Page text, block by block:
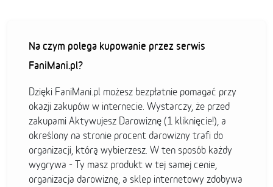
Na czym polega kupowanie przez serwis
FaniMani.pl?
Dzięki FaniMani.pl możesz bezpłatnie pomagać przy
okazji zakupów w internecie. Wystarczy, że przed
zakupami Aktywujesz Darowiznę (1 kliknięcie!), a
określony na stronie procent darowizny trafi do
organizacji, którą wybierzesz. W ten sposób każdy
wygrywa - Ty masz produkt w tej samej cenie,
organizacja darowiznę, a sklep internetowy zdobywa